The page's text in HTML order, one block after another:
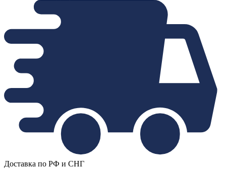
Доставка по РФ и СНГ